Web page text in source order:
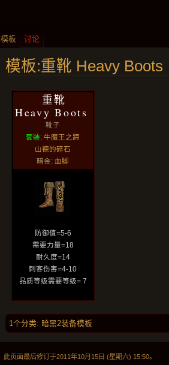
模板:重靴 Heavy Boots
重靴
Heavy Boots
靴子
套装:牛魔王之蹄
山德的碎石
暗金: 血脚
防御值=5-6
需要力量=18
耐久度=14
刺客伤害=4-10
品质等级需要等级= 7
1个分类: 暗黑2装备模板
模板 讨论
此页面最后修订于2011年10月15日 (星期六) 15:50。